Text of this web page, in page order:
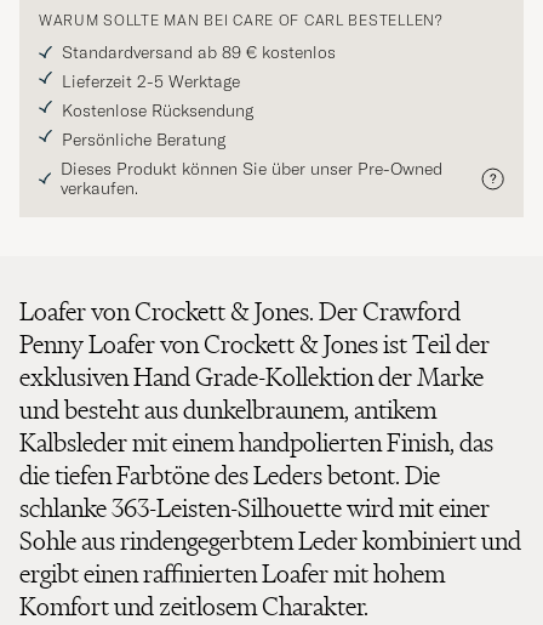
WARUM SOLLTE MAN BEI CARE OF CARL BESTELLEN?
Standardversand ab 89 € kostenlos
Lieferzeit 2-5 Werktage
Kostenlose Rücksendung
Persönliche Beratung
Dieses Produkt können Sie über unser Pre-Owned
verkaufen.
Loafer von Crockett & Jones. Der Crawford
Penny Loafer von Crockett & Jones ist Teil der
exklusiven Hand Grade-Kollektion der Marke
und besteht aus dunkelbraunem, antikem
Kalbsleder mit einem handpolierten Finish, das
die tiefen Farbtöne des Leders betont. Die
schlanke 363-Leisten-Silhouette wird mit einer
Sohle aus rindengegerbtem Leder kombiniert und
ergibt einen raffinierten Loafer mit hohem
Komfort und zeitlosem Charakter.